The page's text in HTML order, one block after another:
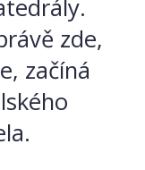
zde,
začíná